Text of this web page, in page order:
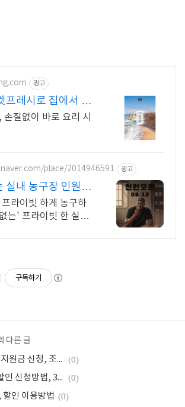
광고
프레시로 집에서 편
질없이 바로 요리 시
place/2014946591 광고
실내 농구장 인원제
구장
라이빗 하게 농구하
는' 프라이빗 한 실내
구독하기
다른 글
2024 음식물처리기 지원금 신청, 조건 정리 (0)
기후동행카드 청년할인 신청방법, 35,000원할인받기 (0)
할인 이용방법 (0)